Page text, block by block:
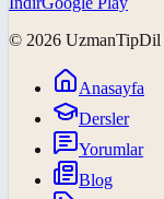
© 2026 UzmanTipDil
Anasayfa
Dersler
Yorumlar
Blog